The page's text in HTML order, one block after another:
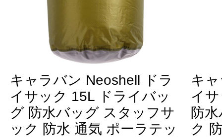
キャラバン Neoshell ドラ
イサック 15L ドライバッ
グ 防水バッグ スタッフサ
ック 防水 通気 ポーラテッ
キ
イ
防
ク